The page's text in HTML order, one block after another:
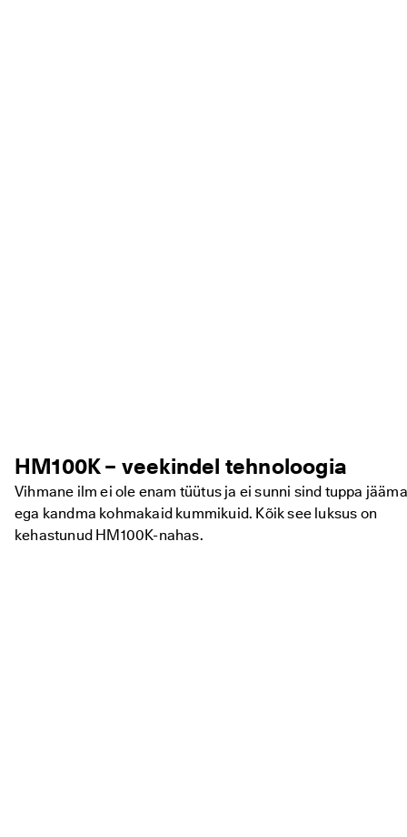
HM100K – veekindel tehnoloogia
Vihmane ilm ei ole enam tüütus ja ei sunni sind tuppa jääma
ega kandma kohmakaid kummikuid. Kõik see luksus on
kehastunud HM100K-nahas.